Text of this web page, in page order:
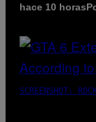
hace 10 horas
SCREENSHOT: